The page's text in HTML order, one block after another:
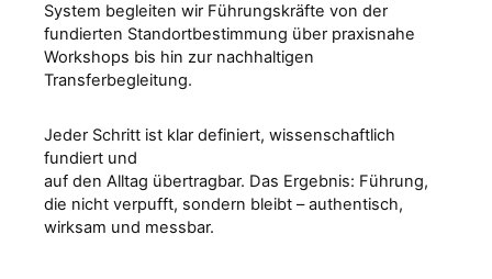
System begleiten wir Führungskräfte von der
fundierten Standortbestimmung über praxisnahe
Workshops bis hin zur nachhaltigen
Transferbegleitung.
Jeder Schritt ist klar definiert, wissenschaftlich
fundiert und
auf den Alltag übertragbar. Das Ergebnis: Führung,
die nicht verpufft, sondern bleibt – authentisch,
wirksam und messbar.